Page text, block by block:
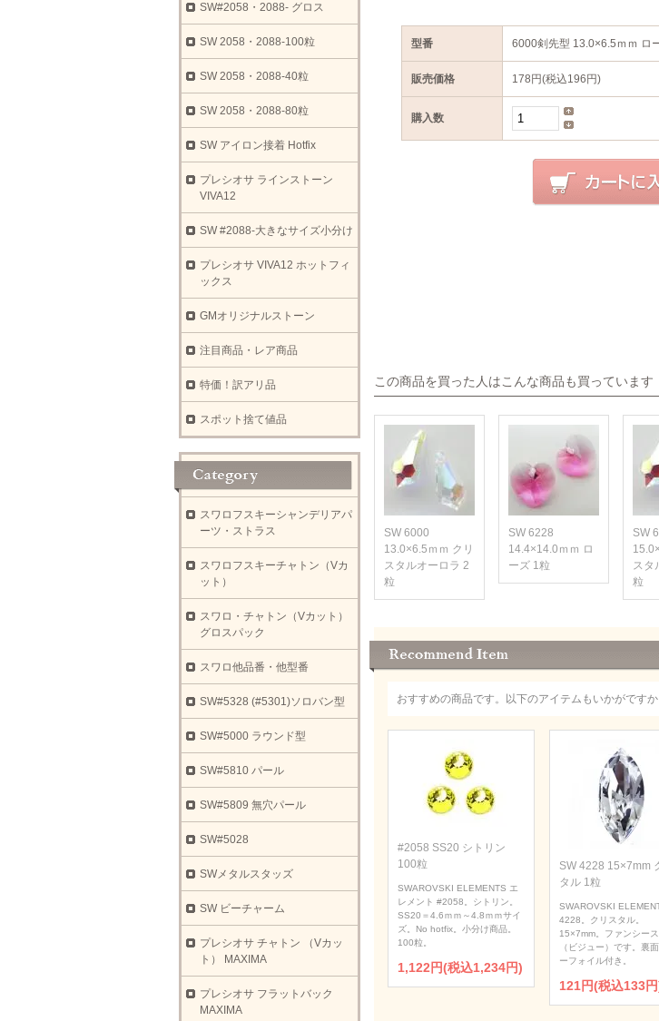
型番 6000剣先型 13.0×6.5ｍｍ ロ
販売価格 178円(税込196円)
購入数
この商品を買った人はこんな商品も買っています
SW 6000
13.0×6.5ｍｍ クリ
スタルオーロラ 2
粒
SW 6228
14.4×14.0ｍｍ ロ
ーズ 1粒
SW
スタ
粒
おすすめの商品です。以下のアイテムもいかがですか
#2058 SS20 シトリン
100粒
SWAROVSKI ELEMENTS エ
レメント #2058。シトリン。
SS20＝4.6ｍｍ～4.8ｍｍサイ
ズ。No hotfix。小分け商品。
100粒。
1,122円(税込1,234円)
SW 4228 15×7mm
タル 1粒
SWAROVSKI
4228。クリスタル。
15×7mm。ファンシー
（ビジュー）です。裏
ーフォイル付き。
121円(税込133
SW#2058・2088- グロス
SW 2058・2088-100粒
SW 2058・2088-40粒
SW 2058・2088-80粒
SW アイロン接着 Hotfix
プレシオサ ラインストーン
VIVA12
SW #2088-大きなサイズ小分け
プレシオサ VIVA12 ホットフィ
ックス
GMオリジナルストーン
注目商品・レア商品
特価！訳アリ品
スポット捨て値品
スワロフスキーシャンデリアパ
ーツ・ストラス
スワロフスキーチャトン（Vカ
ット）
スワロ・チャトン（Vカット）
グロスパック
スワロ他品番・他型番
SW#5328 (#5301)ソロバン型
SW#5000 ラウンド型
SW#5810 パール
SW#5809 無穴パール
SW#5028
SWメタルスタッズ
SW ビーチャーム
プレシオサ チャトン （Vカッ
ト） MAXIMA
プレシオサ フラットバック
MAXIMA